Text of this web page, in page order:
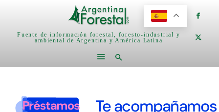
Fuente de información forestal, foresto-industrial y
ambiental de Argentina y América Latina